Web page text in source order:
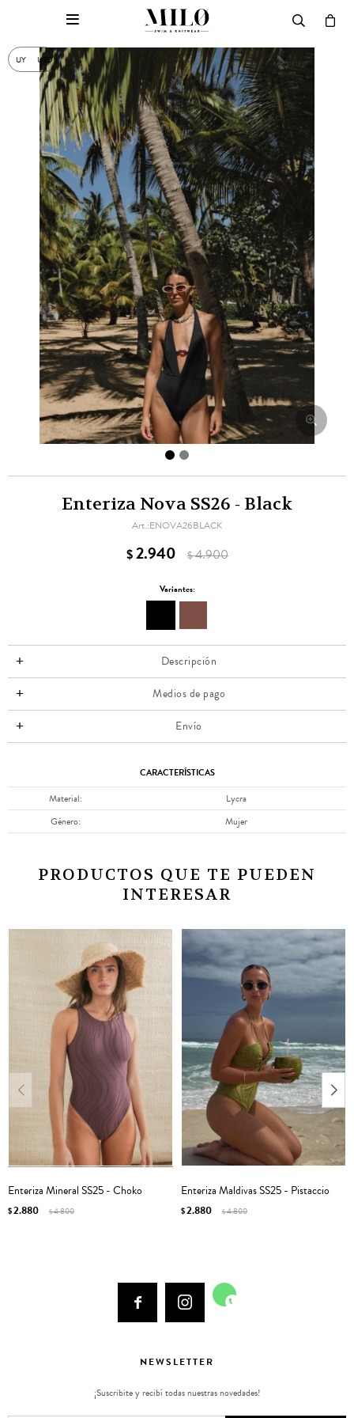
UY USD

Enteriza Nova SS26 - Black
ENOVA26BLACK
$2.940 $4.900
Variantes:
Descripción
Medios de pago
Envío
CARACTERÍSTICAS
Material
Lycra
Género
Mujer
PRODUCTOS QUE TE PUEDEN
INTERESAR
Enteriza Mineral SS25 - Choko
$2.880 $4.800
Enteriza Maldivas SS25 - Pistaccio
$2.880 $4.800
  
NEWSLETTER
¡Suscribite y recibí todas nuestras novedades!